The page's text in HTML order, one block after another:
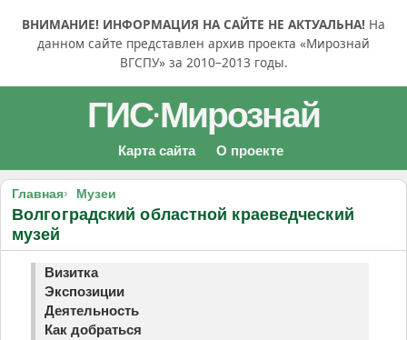
ВНИМАНИЕ! ИНФОРМАЦИЯ НА САЙТЕ НЕ АКТУАЛЬНА! На
данном сайте представлен архив проекта «Мирознай
ВГСПУ» за 2010–2013 годы.
ГИС·Мирознай
Карта сайта О проекте
Главная Музеи
Волгоградский областной краеведческий
музей
Визитка
Экспозиции
Деятельность
Как добраться